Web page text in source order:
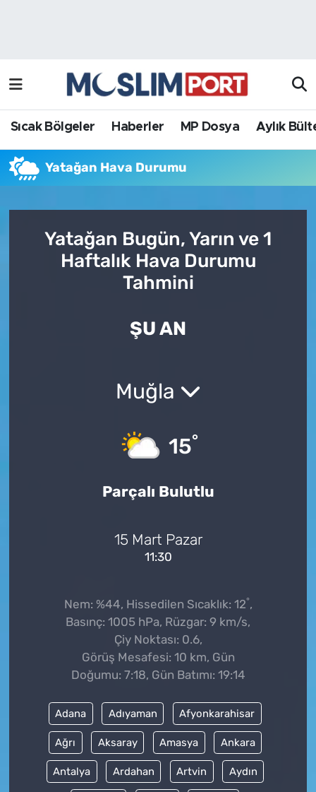
Sıcak Bölgeler Haberler MP Dosya Aylık
Yatağan Hava Durumu
Yatağan Bugün, Yarın ve 1
Haftalık Hava Durumu
Tahmini
ŞU AN
Muğla
15°
Parçalı Bulutlu
15 Mart Pazar
11:30
Nem: %44, Hissedilen Sıcaklık: 12°,
Basınç: 1005 hPa, Rüzgar: 9 km/s,
Çiy Noktası: 0.6,
Görüş Mesafesi: 10 km, Gün
Doğumu: 7:18, Gün Batımı: 19:14
Adana Adıyaman Afyonkarahisar
Ağrı Aksaray Amasya Ankara
Antalya Ardahan Artvin Aydın
Haberler
MP Dosya
Röportaj Haber
Aylık Bülten